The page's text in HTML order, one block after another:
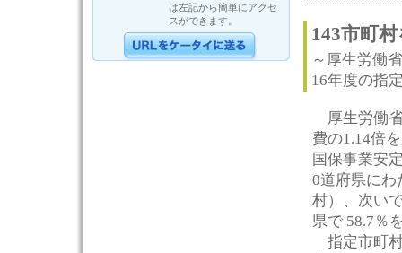
は左記から簡単にアクセ
スができます。
143市町
～厚生労働
16年度の指
厚生労働省
費の1.14倍
国保事業安
0道府県にわ
村）、次い
県で 58.7
指定市町村